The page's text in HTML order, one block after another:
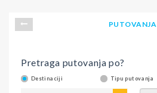
PUTOVANJA
Pretraga putovanja po?
Destinaciji Tipu putovanja